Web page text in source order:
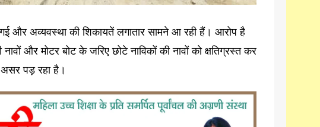
और अव्यवस्था की शिकायतें लगातार सामने आ रही हैं। आरोप है
और मोटर बोट के जरिए छोटे नाविकों की नावों को क्षतिग्रस्त कर
असर पड़ रहा है।